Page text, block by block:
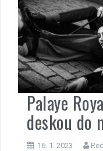
Palaye
deskou do
16. 1. 2023